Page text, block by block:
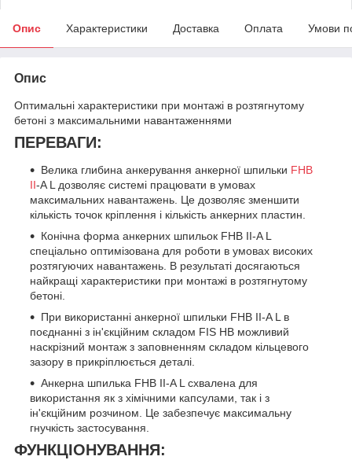
Опис Характеристики Доставка Оплата Умови
Опис
Оптимальні характеристики при монтажі в розтягнутому
бетоні з максимальними навантаженнями
ПЕРЕВАГИ:
Велика глибина анкерування анкерної шпильки FHB
II-A L дозволяє системі працювати в умовах
максимальних навантажень. Це дозволяє зменшити
кількість точок кріплення і кількість анкерних пластин.
Конічна форма анкерних шпильок FHB II-A L
спеціально оптимізована для роботи в умовах високих
розтягуючих навантажень. В результаті досягаються
найкращі характеристики при монтажі в розтягнутому
бетоні.
При використанні анкерної шпильки FHB II-A L в
поєднанні з ін'єкційним складом FIS HB можливий
наскрізний монтаж з заповненням складом кільцевого
зазору в прикріплюється деталі.
Анкерна шпилька FHB II-A L схвалена для
використання як з хімічними капсулами, так і з
ін'єкційним розчином. Це забезпечує максимальну
гнучкість застосування.
ФУНКЦІОНУВАННЯ: